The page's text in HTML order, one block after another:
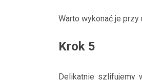
Warto wykonać je
Krok 5
Delikatnie szlifujemy